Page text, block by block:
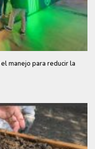
manejo para reducir la